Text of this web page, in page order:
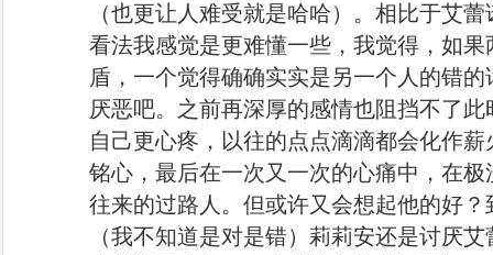
（也更让人难受就是哈哈）。相比于艾
看法我感觉是更难懂一些，我觉得，如
盾，一个觉得确确实实是另一个人的错
厌恶吧。之前再深厚的感情也阻挡不了
自己更心疼，以往的点点滴滴都会化作
铭心，最后在一次又一次的心痛中，在
往来的过路人。但或许又会想起他的好
（我不知道是对是错）莉莉安还是讨厌